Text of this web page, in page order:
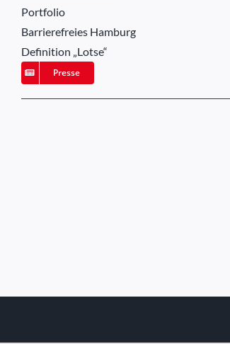
Portfolio
Barrierefreies Hamburg
Definition „Lotse“
Presse